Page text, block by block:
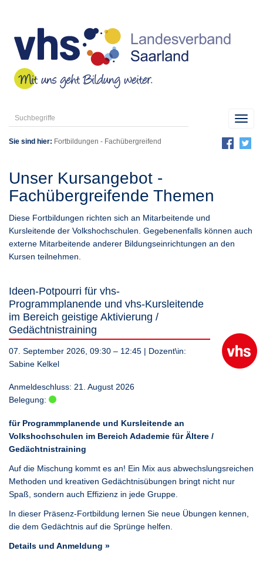
Sie sind hier: Fortbildungen - Fachübergreifend
Unser Kursangebot -
Fachübergreifende Themen
Diese Fortbildungen richten sich an Mitarbeitende und
Kursleitende der Volkshochschulen. Gegebenenfalls können auch
externe Mitarbeitende anderer Bildungseinrichtungen an den
Kursen teilnehmen.
Ideen-Potpourri für vhs-
Programmplanende und vhs-Kursleitende
im Bereich geistige Aktivierung /
Gedächtnistraining
07. September 2026, 09:30 – 12:45 | Dozent\in:
Sabine Kelkel
Anmeldeschluss: 21. August 2026
Belegung:
für Programmplanende und Kursleitende an
Volkshochschulen im Bereich Adademie für Ältere /
Gedächtnistraining
Auf die Mischung kommt es an! Ein Mix aus abwechslungsreichen
Methoden und kreativen Gedächtnisübungen bringt nicht nur
Spaß, sondern auch Effizienz in jede Gruppe.
In dieser Präsenz-Fortbildung lernen Sie neue Übungen kennen,
die dem Gedächtnis auf die Sprünge helfen.
Details und Anmeldung »